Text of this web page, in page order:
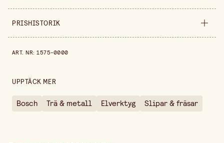
Säljs i styck
Vikt per st
PRISHISTORIK
ART. NR:1575-0000
UPPTÄCK MER
Bosch Trä & metall Elverktyg Slipar & fräsar